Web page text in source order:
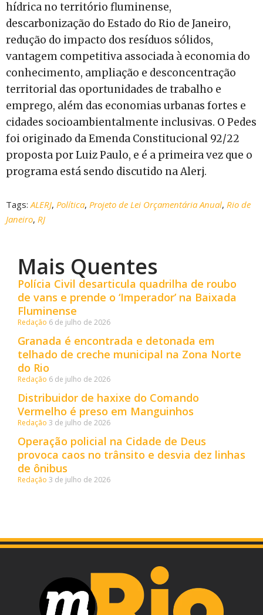
hídrica no território fluminense,
descarbonização do Estado do Rio de Janeiro,
redução do impacto dos resíduos sólidos,
vantagem competitiva associada à economia do
conhecimento, ampliação e desconcentração
territorial das oportunidades de trabalho e
emprego, além das economias urbanas fortes e
cidades socioambientalmente inclusivas. O Pedes
foi originado da Emenda Constitucional 92/22
proposta por Luiz Paulo, e é a primeira vez que o
programa está sendo discutido na Alerj.
Tags: ALERJ, Política, Projeto de Lei Orçamentária Anual, Rio de
Janeiro, RJ
Mais Quentes
Polícia Civil desarticula quadrilha de roubo
de vans e prende o ‘Imperador’ na Baixada
Fluminense
Redação 6 de julho de 2026
Granada é encontrada e detonada em
telhado de creche municipal na Zona Norte
do Rio
Redação 6 de julho de 2026
Distribuidor de haxixe do Comando
Vermelho é preso em Manguinhos
Redação 3 de julho de 2026
Operação policial na Cidade de Deus
provoca caos no trânsito e desvia dez linhas
de ônibus
Redação 3 de julho de 2026